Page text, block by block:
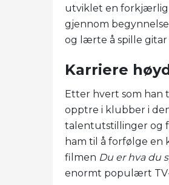
utviklet en
gjennom
og lærte å spille
Karriere
Etter hvert som han
opptre i klubber i
talentutstillinger og
ham til å forfølge en
filmen Du er hva du
enormt populært